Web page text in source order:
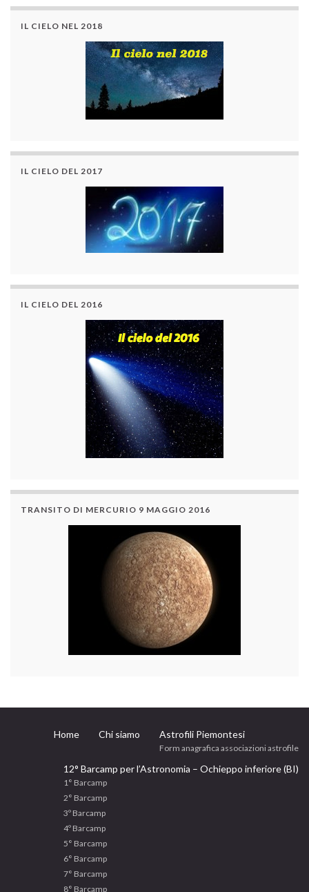
IL CIELO NEL 2018
IL CIELO DEL 2017
IL CIELO DEL 2016
TRANSITO DI MERCURIO 9 MAGGIO 2016
Home Chi siamo Astrofili Piemontesi
Form anagrafica associazioni astrofile
12° Barcamp per l’Astronomia – Ochieppo inferiore (BI)
1° Barcamp
2° Barcamp
3º Barcamp
4º Barcamp
5° Barcamp
6° Barcamp
7° Barcamp
8° Barcamp